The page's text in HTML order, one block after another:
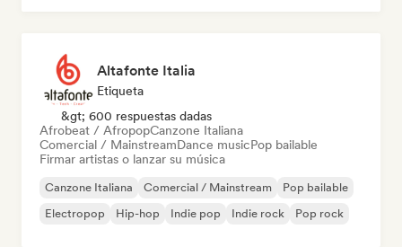
Altafonte Italia
Etiqueta
&gt; 600 respuestas dadas
Afrobeat / AfropopCanzone Italiana
Comercial / MainstreamDance musicPop bailable
Firmar artistas o lanzar su música
Canzone Italiana Comercial / Mainstream
Pop bailable
Electropop
Hip-hop Indie pop Indie rock Pop rock